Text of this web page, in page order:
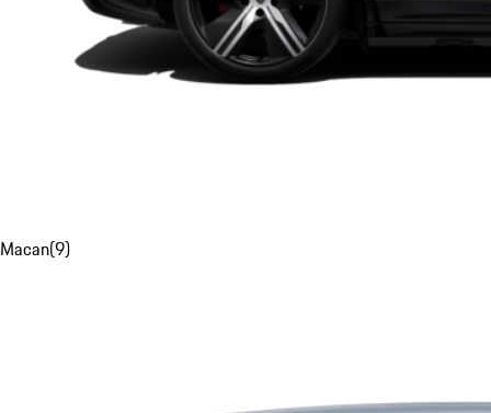
Macan(9)